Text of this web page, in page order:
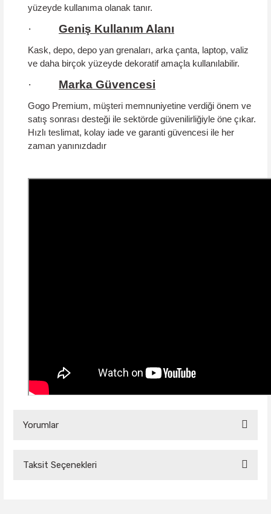
yüzeyde kullanıma olanak tanır.
· Geniş Kullanım Alanı
Kask, depo, depo yan grenaları, arka çanta, laptop, valiz
ve daha birçok yüzeyde dekoratif amaçla kullanılabilir.
· Marka Güvencesi
Gogo Premium, müşteri memnuniyetine verdiği önem ve
satış sonrası desteği ile sektörde güvenilirliğiyle öne çıkar.
Hızlı teslimat, kolay iade ve garanti güvencesi ile her
zaman yanınızdadır
Yorumlar
Taksit Seçenekleri